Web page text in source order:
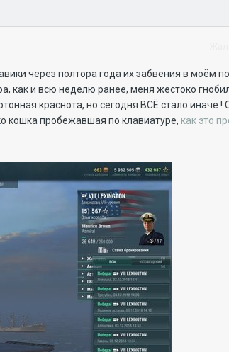
через полтора года их забвения в моём
как и всю неделю ранее, меня жестоко
краснота, но сегодня ВСЁ стало иначе !
кошка пробежавшая по клавиатуре, как это